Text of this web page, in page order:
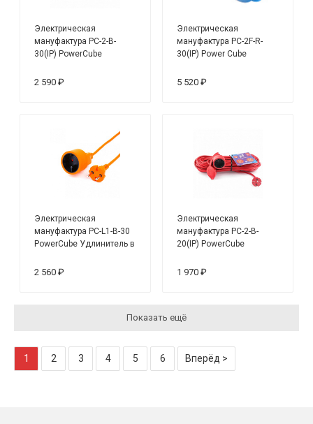
Электрическая
мануфактура PC-2-B-
30(IP) PowerCube
влагозащищенный IP54,
2 590 ₽
Электрическая
мануфактура PC-2F-R-
30(IP) Power Cube
16А, 3500 Вт, 30 м
5 520 ₽
Электрическая
мануфактура PC-L1-B-30
PowerCube Удлинитель в
2 560 ₽
Электрическая
мануфактура PC-2-B-
20(IP) PowerCube
влагозащищенный IP54,
1 970 ₽
Показать ещё
1 2 3 4 5 6 Вперёд >